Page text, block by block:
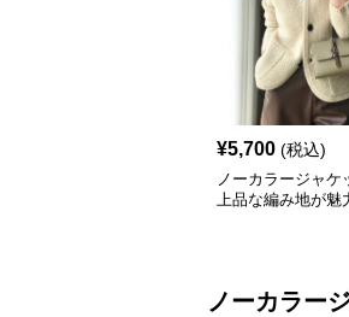
¥5,700 (税込)
ノーカラージャケ
上品な編み地が魅
ノーカラー